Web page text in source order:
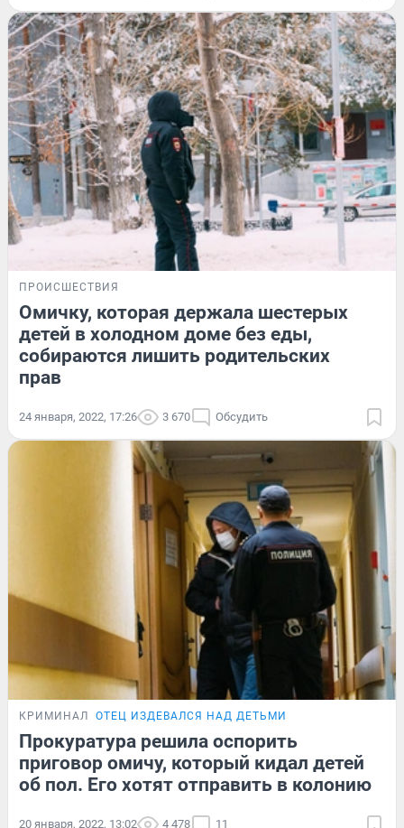
ПРОИСШЕСТВИЯ
Омичку, которая держала шестерых
детей в холодном доме без еды,
собираются лишить родительских
прав
24 января, 2022, 17:26 3 670 Обсудить
КРИМИНАЛ ОТЕЦ ИЗДЕВАЛСЯ НАД ДЕТЬМИ
Прокуратура решила оспорить
приговор омичу, который кидал детей
об пол. Его хотят отправить в колонию
20 января, 2022, 13:02 4 478 11